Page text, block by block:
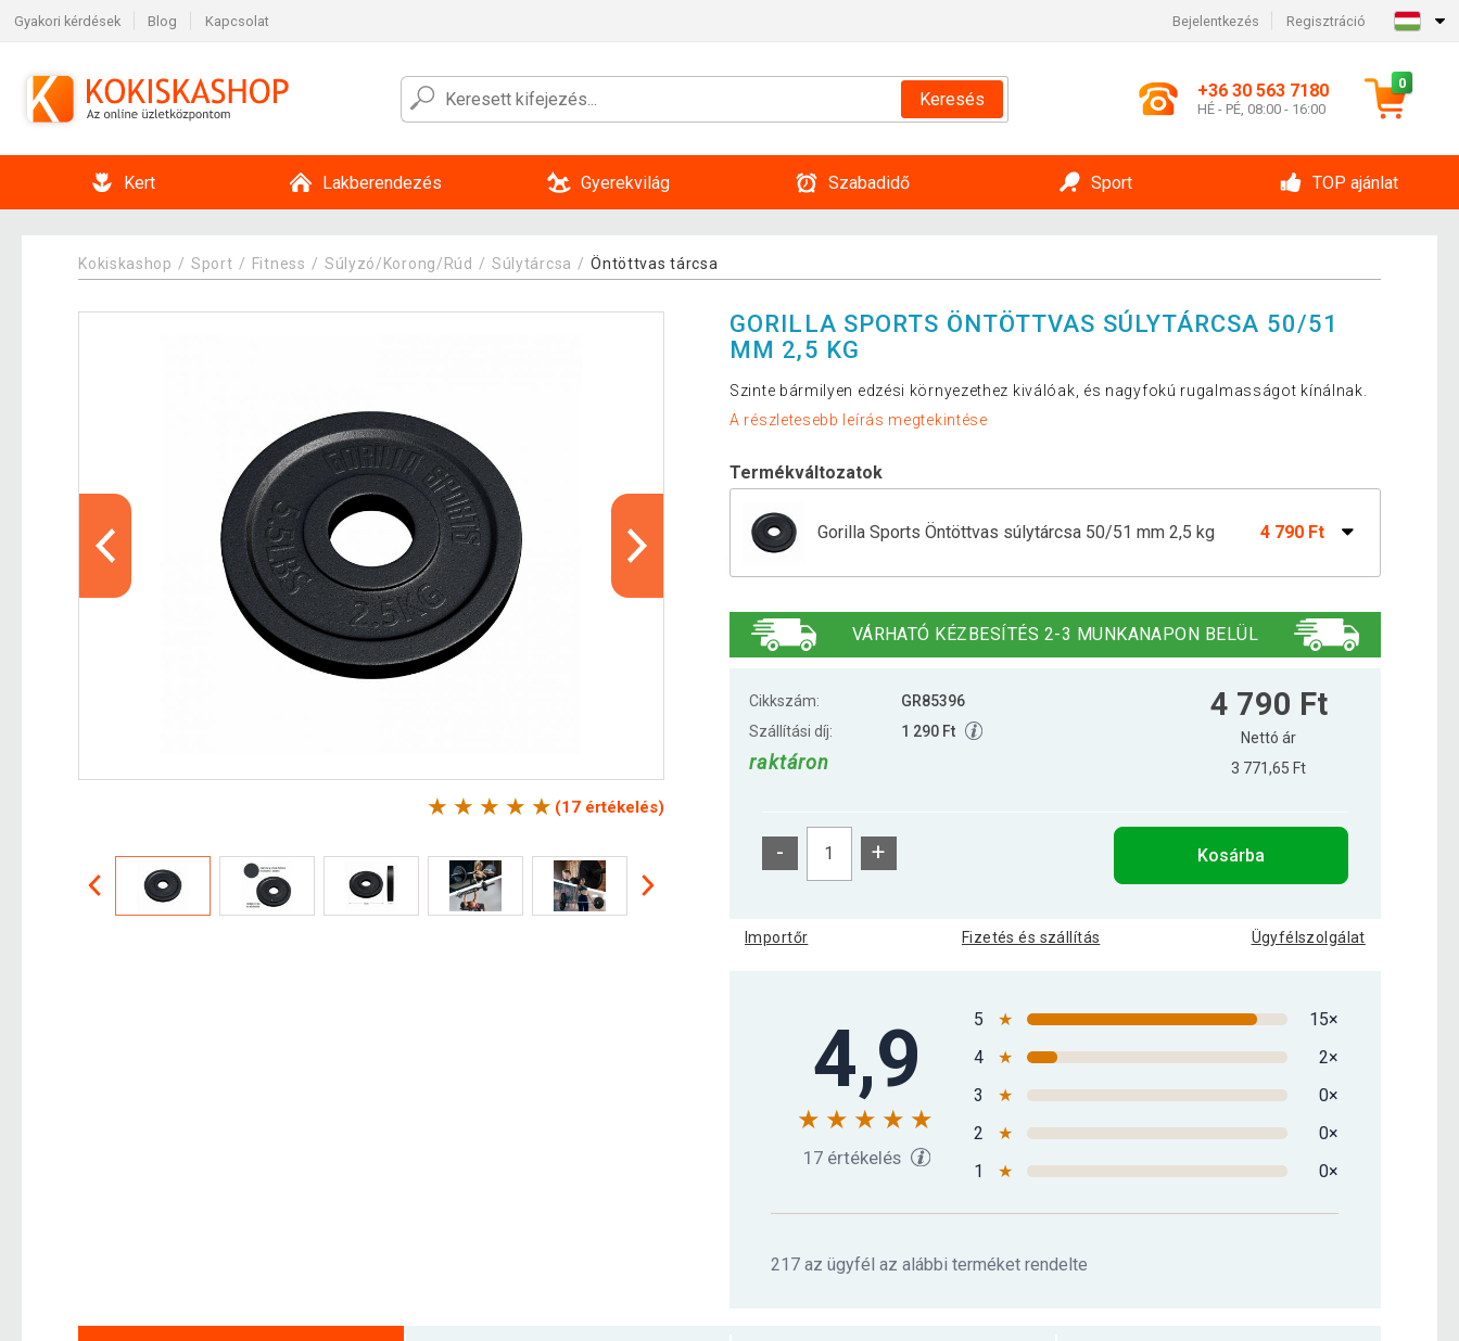
Gyakori kérdések Blog Kapcsolat Bejelentkezés Regisztráció
Keresés +36 30 563 7180
HÉ - PÉ, 08:00 - 16:00
0
Kert Lakberendezés Gyerekvilág Szabadidő Sport TOP ajánlat
Kokiskashop Sport Fitness Súlyzó/Korong/Rúd Súlytárcsa Öntöttvas tárcsa
(17 értékelés)
GORILLA SPORTS ÖNTÖTTVAS SÚLYTÁRCSA 50/51
MM 2,5 KG
Szinte bármilyen edzési környezethez kiválóak, és nagyfokú rugalmasságot kínálnak.
A részletesebb leírás megtekintése
Termékváltozatok
Gorilla Sports Öntöttvas súlytárcsa 50/51 mm 2,5 kg 4 790 Ft
Gorilla Sports Öntöttvas súlytárcsa 50/51 mm 25 kg 32 990 Ft
Gorilla Sports Súlytárcsa 50/51 mm öntöttvas 1,25 kg
Gorilla Sports Súlytárcsa 50/51 mm öntöttvas 15 kg
VÁRHATÓ KÉZBESÍTÉS 2-3 MUNKANAPON BELÜL
Cikkszám:
GR85396
Szállítási díj:
1 290 Ft
raktáron
4 790 Ft
Nettó ár
3 771,65 Ft
- + Kosárba
Importőr Fizetés és szállítás Ügyfélszolgálat
4,9
17 értékelés
5 ★
15×
4
★
2×
3
★
0×
2
★
0×
1
★ 0×
217 az ügyfél az alábbi terméket rendelte